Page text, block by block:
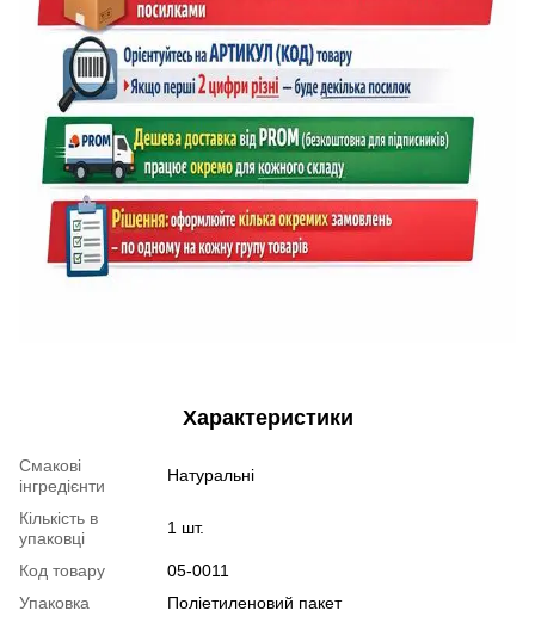
Характеристики
Смакові
інгредієнти
Натуральні
Кількість в
упаковці
1 шт.
Код товару
05-0011
Упаковка
Поліетиленовий пакет